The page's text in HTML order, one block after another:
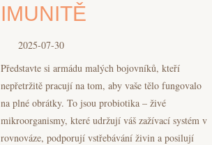
IMUNITĚ
2025-07-30
Představte si armádu malých bojovníků, kteří
nepřetržitě pracují na tom, aby vaše tělo fungovalo
na plné obrátky. To jsou probiotika – živé
mikroorganismy, které udržují váš zažívací systém v
rovnováze, podporují vstřebávání živin a posilují